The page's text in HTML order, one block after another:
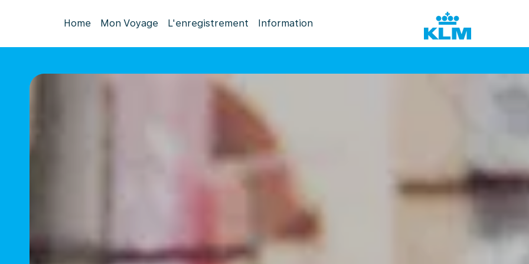
Home Mon Voyage L'enregistrement Information